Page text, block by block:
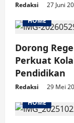
Redaksi
27 Juni
HOME
Dorong
Perkuat
Pendidikan
Redaksi
29 Mei
HOME